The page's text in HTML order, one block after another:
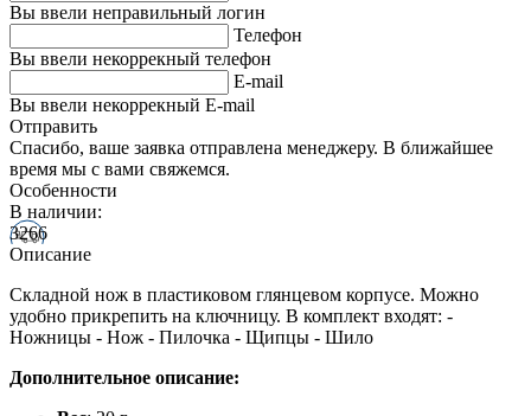
Вы ввели неправильный логин
Телефон
Вы ввели некоррекный телефон
E-mail
Вы ввели некоррекный E-mail
Отправить
Спасибо, ваше заявка отправлена менеджеру. В ближайшее
время мы с вами свяжемся.
Особенности
В наличии:
3266
Описание
Складной нож в пластиковом глянцевом корпусе. Можно
удобно прикрепить на ключницу. В комплект входят: -
Ножницы - Нож - Пилочка - Щипцы - Шило
Дополнительное описание: